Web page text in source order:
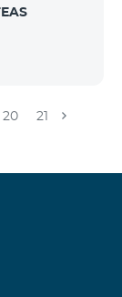
20 21